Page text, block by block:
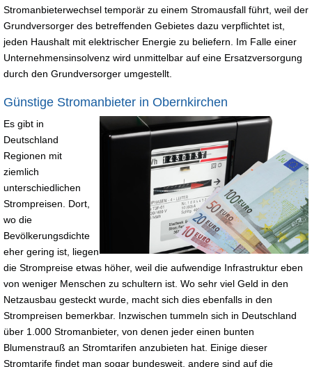
Stromanbieterwechsel temporär zu einem Stromausfall führt, weil der
Grundversorger des betreffenden Gebietes dazu verpflichtet ist,
jeden Haushalt mit elektrischer Energie zu beliefern. Im Falle einer
Unternehmensinsolvenz wird unmittelbar auf eine Ersatzversorgung
durch den Grundversorger umgestellt.
Günstige Stromanbieter in Obernkirchen
Es gibt in
Deutschland
Regionen mit
ziemlich
unterschiedlichen
Strompreisen. Dort,
wo die
Bevölkerungsdichte
eher gering ist, liegen
die Strompreise etwas höher, weil die aufwendige Infrastruktur eben
von weniger Menschen zu schultern ist. Wo sehr viel Geld in den
Netzausbau gesteckt wurde, macht sich dies ebenfalls in den
Strompreisen bemerkbar. Inzwischen tummeln sich in Deutschland
über 1.000 Stromanbieter, von denen jeder einen bunten
Blumenstrauß an Stromtarifen anzubieten hat. Einige dieser
Stromtarife findet man sogar bundesweit, andere sind auf die